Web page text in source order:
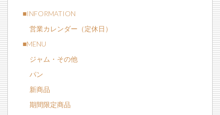
■INFORMATION
営業カレンダー（定休日）
■MENU
ジャム・その他
パン
新商品
期間限定商品